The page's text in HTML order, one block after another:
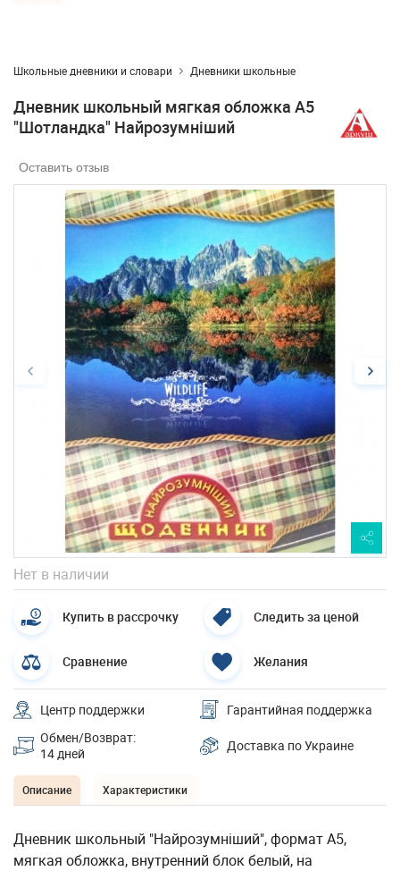
Школьные дневники и словари Дневники школьные
Дневник школьный мягкая обложка А5
"Шотландка" Найрозумніший
Оставить отзыв
Нет в наличии
Купить в рассрочку Следить за ценой
Сравнение Желания
Центр поддержки
Гарантийная поддержка
Обмен/Возврат:
14 дней
Доставка по Украине
Описание Характеристики
Дневник школьный "Найрозумніший", формат А5,
мягкая обложка, внутренний блок белый, на